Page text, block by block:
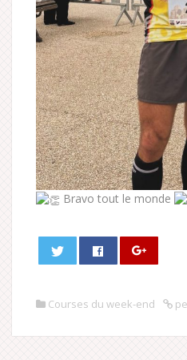
Bravo tout le monde
Courses du week-end